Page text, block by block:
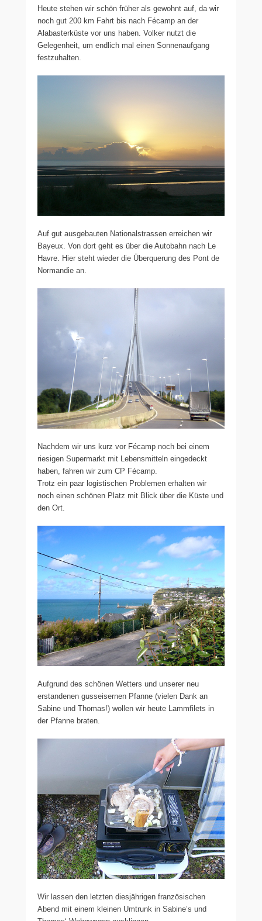
Heute stehen wir schön früher als gewohnt auf, da wir
noch gut 200 km Fahrt bis nach Fécamp an der
Alabasterküste vor uns haben. Volker nutzt die
Gelegenheit, um endlich mal einen Sonnenaufgang
festzuhalten.
Auf gut ausgebauten Nationalstrassen erreichen wir
Bayeux. Von dort geht es über die Autobahn nach Le
Havre. Hier steht wieder die Überquerung des Pont de
Normandie an.
Nachdem wir uns kurz vor Fécamp noch bei einem
riesigen Supermarkt mit Lebensmitteln eingedeckt
haben, fahren wir zum CP Fécamp.
Trotz ein paar logistischen Problemen erhalten wir
noch einen schönen Platz mit Blick über die Küste und
den Ort.
Aufgrund des schönen Wetters und unserer neu
erstandenen gusseisernen Pfanne (vielen Dank an
Sabine und Thomas!) wollen wir heute Lammfilets in
der Pfanne braten.
Wir lassen den letzten diesjährigen französischen
Abend mit einem kleinen Umtrunk in Sabine’s und